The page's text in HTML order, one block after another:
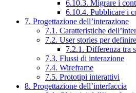
6.10.3. Migrare i
6.10.4. Pubblicare i
7. Progettazione dell’interazione
7.1. Caratteristiche
7.2. User stories per
7.2.1. Differenza tra
7.3. Flussi di interazione
7.4. Wireframe
7.5. Prototipi interattivi
8. Progettazione dell’interfaccia